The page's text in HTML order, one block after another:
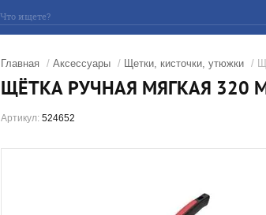
Главная / Аксессуары / Щетки, кисточки, утюжки /
ЩЁТКА РУЧНАЯ МЯГКАЯ 320
Артикул: 524652